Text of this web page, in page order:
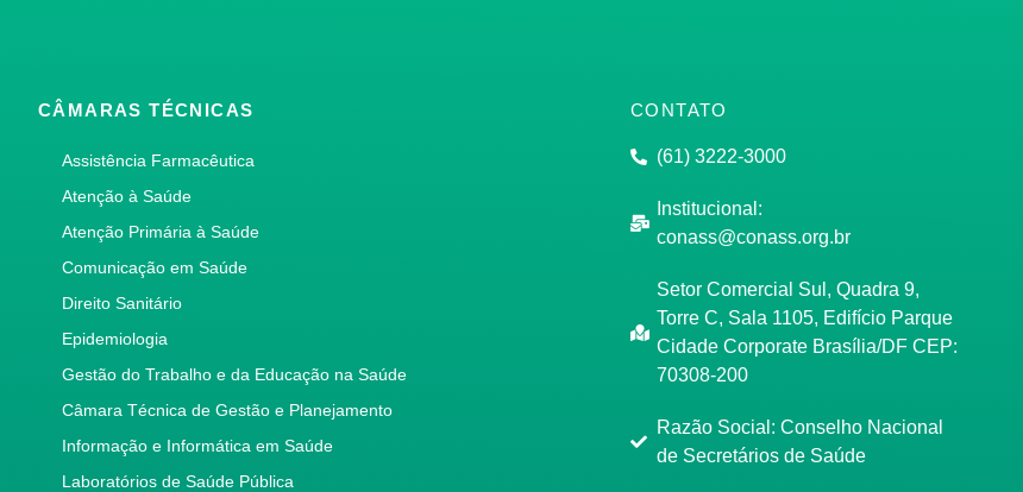
CÂMARAS TÉCNICAS
Assistência Farmacêutica
Atenção à Saúde
Atenção Primária à Saúde
Comunicação em Saúde
Direito Sanitário
Epidemiologia
Gestão do Trabalho e da Educação na Saúde
Câmara Técnica de Gestão e Planejamento
Informação e Informática em Saúde
Laboratórios de Saúde Pública
CONTATO
(61) 3222-3000
Institucional:
conass@conass.org.br
Setor Comercial Sul, Quadra 9,
Torre C, Sala 1105, Edifício Parque
Cidade Corporate Brasília/DF CEP:
70308-200
Razão Social: Conselho Nacional
de Secretários de Saúde